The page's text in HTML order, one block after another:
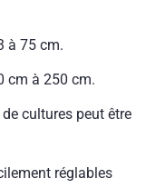
à 75 cm.
cm à 250 cm.
cultures peut être
réglables